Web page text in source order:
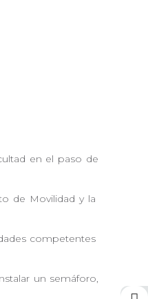
en el paso de
de Movilidad y la
competentes
un semáforo,